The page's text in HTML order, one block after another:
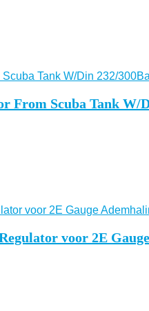
Scuba Tank W/
voor 2E